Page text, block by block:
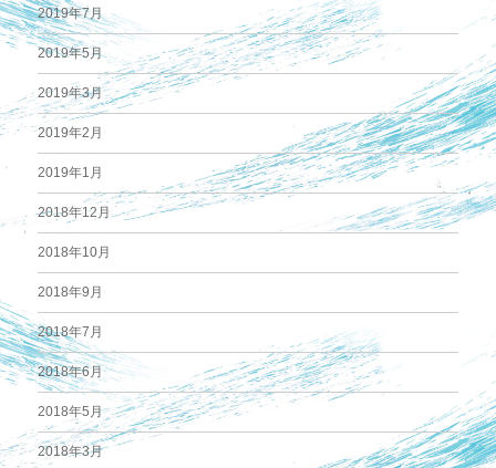
2019年7月
2019年5月
2019年3月
2019年2月
2019年1月
2018年12月
2018年10月
2018年9月
2018年7月
2018年6月
2018年5月
2018年3月